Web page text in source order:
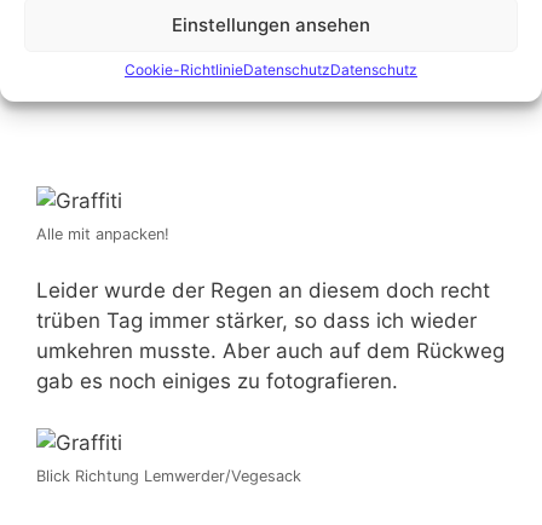
Einstellungen ansehen
Cookie-RichtlinieDatenschutzDatenschutz
Schlümpfe haben immer recht!
Alle mit anpacken!
Leider wurde der Regen an diesem doch recht
trüben Tag immer stärker, so dass ich wieder
umkehren musste. Aber auch auf dem Rückweg
gab es noch einiges zu fotografieren.
Blick Richtung Lemwerder/Vegesack